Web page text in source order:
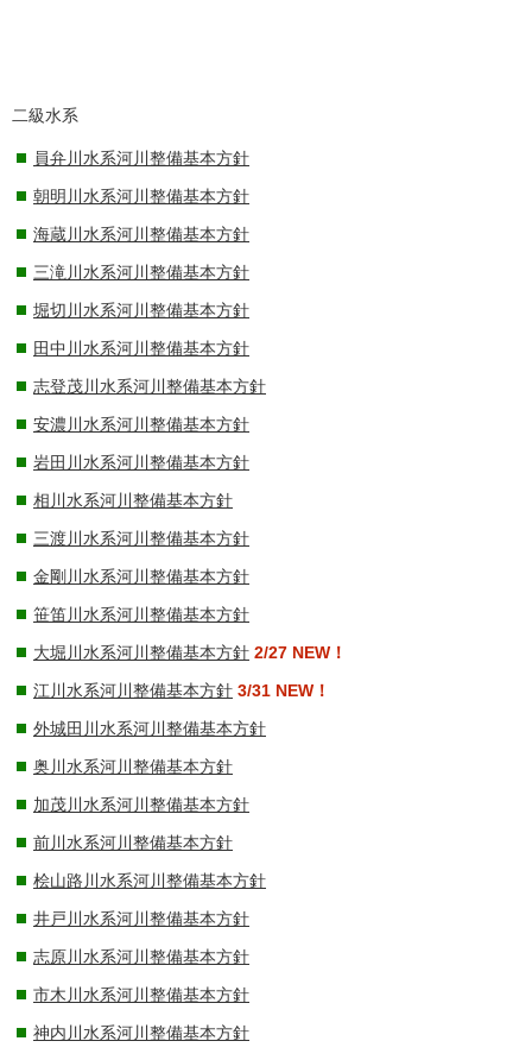
二級水系
員弁川水系河川整備基本方針
朝明川水系河川整備基本方針
海蔵川水系河川整備基本方針
三滝川水系河川整備基本方針
堀切川水系河川整備基本方針
田中川水系河川整備基本方針
志登茂川水系河川整備基本方針
安濃川水系河川整備基本方針
岩田川水系河川整備基本方針
相川水系河川整備基本方針
三渡川水系河川整備基本方針
金剛川水系河川整備基本方針
笹笛川水系河川整備基本方針
大堀川水系河川整備基本方針 2/27 NEW！
江川水系河川整備基本方針 3/31 NEW！
外城田川水系河川整備基本方針
奥川水系河川整備基本方針
加茂川水系河川整備基本方針
前川水系河川整備基本方針
桧山路川水系河川整備基本方針
井戸川水系河川整備基本方針
志原川水系河川整備基本方針
市木川水系河川整備基本方針
神内川水系河川整備基本方針